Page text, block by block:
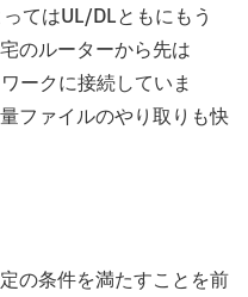
てはUL/DLともにもう
のルーターから先は
ークに接続していま
ファイルのやり取りも快
の条件を満たすことを前